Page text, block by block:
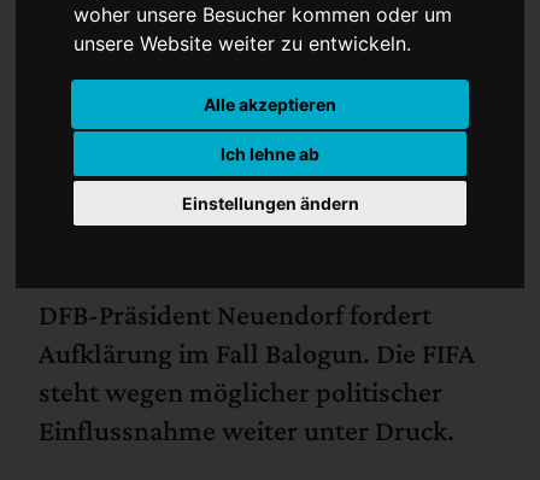
woher unsere Besucher kommen oder um
unsere Website weiter zu entwickeln.
Alle akzeptieren
Ich lehne ab
Einstellungen ändern
DFB-Präsident Neuendorf fordert
Aufklärung im Fall Balogun. Die FIFA
steht wegen möglicher politischer
Einflussnahme weiter unter Druck.